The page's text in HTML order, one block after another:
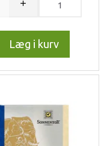
Læg i kurv